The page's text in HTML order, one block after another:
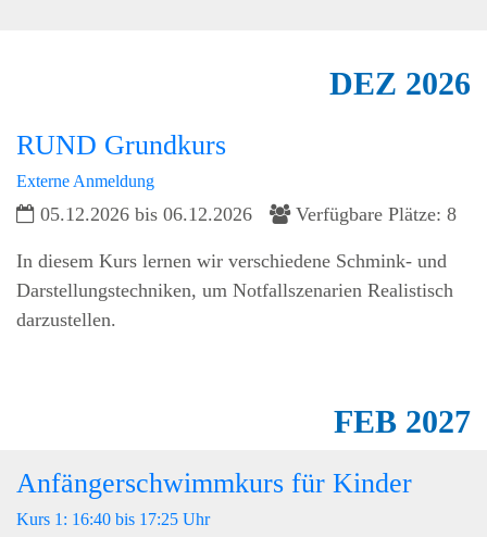
DEZ 2026
RUND Grundkurs
Externe Anmeldung
05.12.2026 bis 06.12.2026 Verfügbare Plätze: 8
In diesem Kurs lernen wir verschiedene Schmink- und
Darstellungstechniken, um Notfallszenarien Realistisch
darzustellen.
FEB 2027
Anfängerschwimmkurs für Kinder
Kurs 1: 16:40 bis 17:25 Uhr